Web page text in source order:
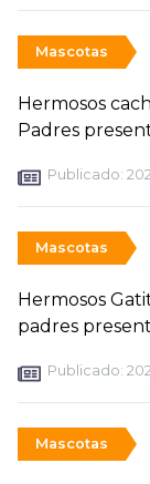
Mascotas
Hermosos
Padres
Publicado:
Mascotas
Hermosos
padres
Publicado:
Mascotas